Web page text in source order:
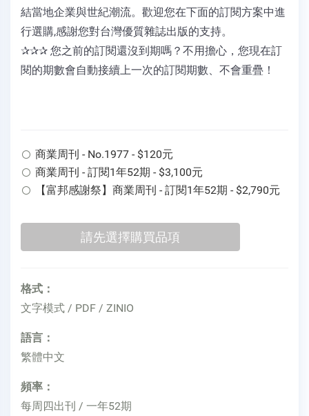
結當地企業與世紀潮流。歡迎您在下面的訂閱方案中進
行選購,感謝您對台灣優質雜誌出版的支持。
✰✰✰ 您之前的訂閱還沒到期嗎？不用擔心，您現在訂
閱的期數會自動接續上一次的訂閱期數、不會重疊！
商業周刊 - No.1977 - $120元
商業周刊 - 訂閱1年52期 - $3,100元
【富邦感謝祭】商業周刊 - 訂閱1年52期 - $2,790元
格式：
文字模式 / PDF / ZINIO
語言：
繁體中文
頻率：
每周四出刊 / 一年52期